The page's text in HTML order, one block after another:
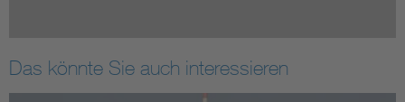
Das könnte Sie auch interessieren